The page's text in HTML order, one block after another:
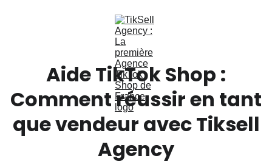
Aide TikTok Shop :
Comment réussir en tant
que vendeur avec Tiksell
Agency